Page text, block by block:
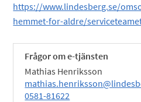
https://www.lindesberg.se/
hemmet-for-aldre/
Frågor om e-tjänsten
Mathias Henriksson
0581-81622